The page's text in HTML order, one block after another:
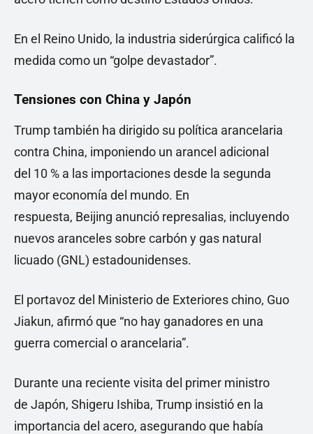
En el Reino Unido, la industria siderúrgica calificó la
medida como un “golpe devastador”.
Tensiones con China y Japón
Trump también ha dirigido su política arancelaria
contra China, imponiendo un arancel adicional
del 10 % a las importaciones desde la segunda
mayor economía del mundo. En
respuesta, Beijing anunció represalias, incluyendo
nuevos aranceles sobre carbón y gas natural
licuado (GNL) estadounidenses.
El portavoz del Ministerio de Exteriores chino, Guo
Jiakun, afirmó que “no hay ganadores en una
guerra comercial o arancelaria”.
Durante una reciente visita del primer ministro
de Japón, Shigeru Ishiba, Trump insistió en la
importancia del acero, asegurando que había